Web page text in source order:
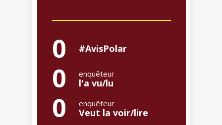
0 #AvisPolar
0 enquêteur
l'a vu/lu
0 enquêteur
Veut la voir/lire